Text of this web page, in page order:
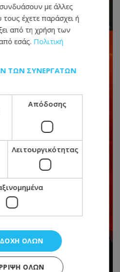
με άλλες
έχετε παράσχει ή
από τη χρήση των
εσάς. Πολιτική
ΤΩΝ ΣΥΝΕΡΓΑΤΏΝ
Απόδοσης
Λειτουργικότητας
ΌΛΩΝ
ΌΛΩΝ